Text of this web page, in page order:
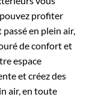
profiter
en plein air,
de confort et
espace
et créez des
air, en toute